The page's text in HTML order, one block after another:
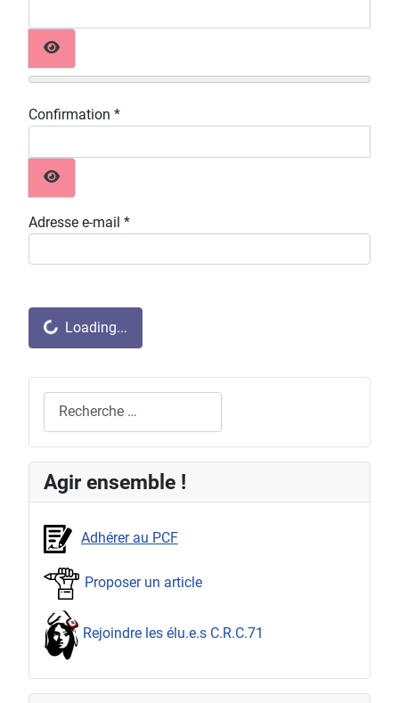
Afficher le mot de passe
Confirmation *
Afficher le mot de passe
Adresse e-mail *
Système Captcha
Loading...
Agir ensemble !
Adhérer au PCF
Proposer un article
Rejoindre les élu.e.s C.R.C.71